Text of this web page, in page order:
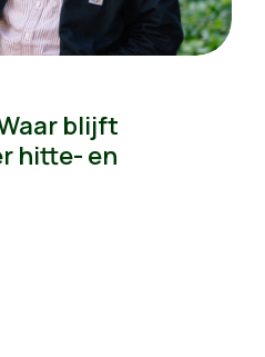
blijft
hitte- en